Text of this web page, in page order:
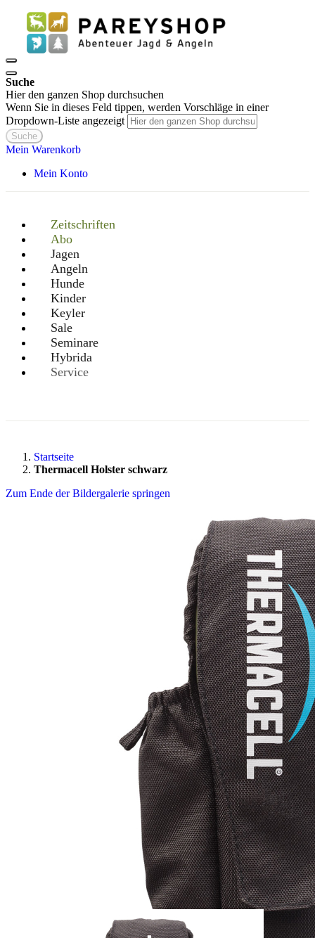
Suche
Hier den ganzen Shop durchsuchen
Wenn Sie in dieses Feld tippen, werden Vorschläge in einer
Dropdown-Liste angezeigt
Suche
Mein Warenkorb
Mein Konto
Zeitschriften
Abo
Jagen
Angeln
Hunde
Kinder
Keyler
Sale
Seminare
Hybrida
Service
Startseite
Thermacell Holster schwarz
Zum Ende der Bildergalerie springen
Zum Anfang der Bildergalerie springen